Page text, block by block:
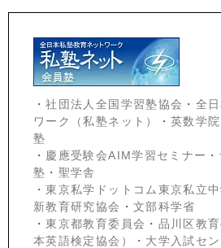
・社団法人全国学習塾協会 ・ 全
ワーク（私塾ネット）
・ 英数学院
塾
・ 慶應受験会AIM学習セミナー ・
塾 ・ 聖学舎
・東京私学ドットコム東京私立
新教育研究協会 ・ 文部科学省
・東京都教育委員会 ・ 品川区教
本英語検定協会）
・ 大学入試セ